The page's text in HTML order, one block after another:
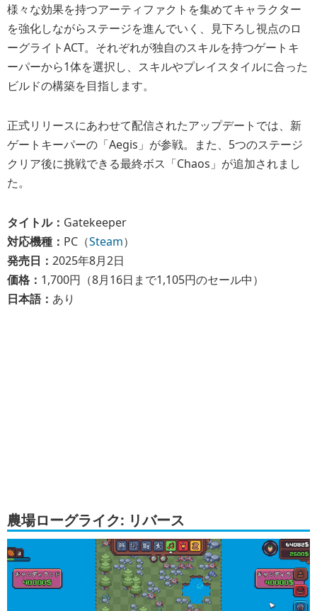
様々な効果を持つアーティファクトを集めてキャラクター
を強化しながらステージを進んでいく、見下ろし視点のロ
ーグライトACT。それぞれが独自のスキルを持つゲートキ
ーパーから1体を選択し、スキルやプレイスタイルに合った
ビルドの構築を目指します。
正式リリースにあわせて配信されたアップデートでは、新
ゲートキーパーの「Aegis」が参戦。また、5つのステージ
クリア後に挑戦できる最終ボス「Chaos」が追加されまし
た。
タイトル： Gatekeeper
対応機種： PC（Steam）
発売日： 2025年8月2日
価格： 1,700円（8月16日まで1,105円のセール中）
日本語： あり
農場ローグライク: リバース